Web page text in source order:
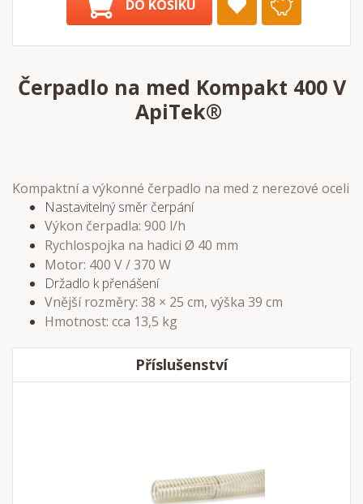
DO KOŠÍKU
Čerpadlo na med Kompakt 400 V
ApiTek®
Kompaktní a výkonné čerpadlo na med z nerezové oceli
Nastavitelný směr čerpání
Výkon čerpadla: 900 l/h
Rychlospojka na hadici Ø 40 mm
Motor: 400 V / 370 W
Držadlo k přenášení
Vnější rozměry: 38 × 25 cm, výška 39 cm
Hmotnost: cca 13,5 kg
Příslušenství